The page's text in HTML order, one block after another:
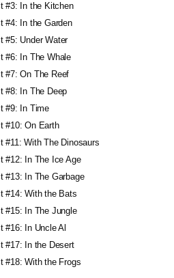
#3: In the Kitchen
#4: In the Garden
#5: Under Water
#6: In The Whale
#7: On The Reef
#8: In The Deep
#9: In Time
#10: On Earth
#11: With The Dinosaurs
#12: In The Ice Age
#13: In The Garbage
#14: With the Bats
#15: In The Jungle
#16: In Uncle Al
#17: In the Desert
#18: With the Frogs